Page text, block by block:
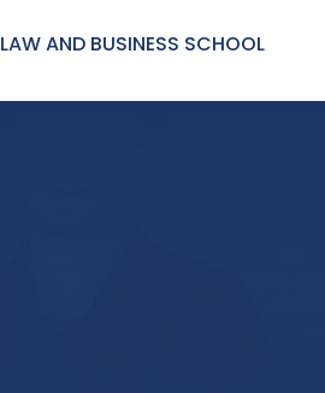
LAW AND BUSINESS SCHOOL